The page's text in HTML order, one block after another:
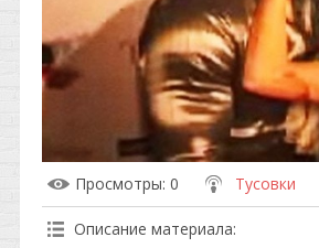
Просмотры: 0 Тусовки
Описание материала: